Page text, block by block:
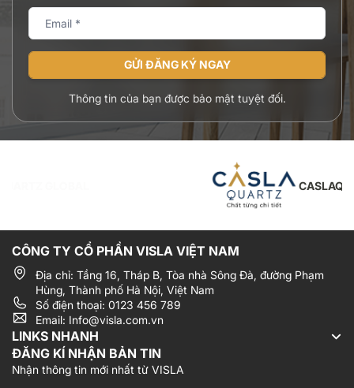
GỬI ĐĂNG KÝ NGAY
Thông tin của bạn được bảo mật tuyệt đối.
CASLAQUARTZ VIETNAM
CÔNG TY CỔ PHẦN VISLA VIỆT NAM
Địa chỉ: Tầng 16, Tháp B, Tòa nhà Sông Đà, đường Phạm
Hùng, Thành phố Hà Nội, Việt Nam
Số điện thoại: 0123 456 789
Email: Info@visla.com.vn
LINKS NHANH
ĐĂNG KÍ NHẬN BẢN TIN
Nhận thông tin mới nhất từ VISLA